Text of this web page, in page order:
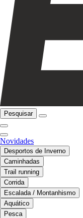
Pesquisar
Novidades
Desportos de Inverno
Caminhadas
Trail running
Corrida
Escalada / Montanhismo
Aquático
Pesca